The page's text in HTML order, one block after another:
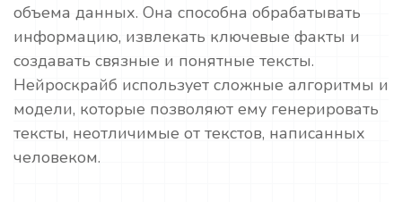
объема данных. Она способна обрабатывать
информацию, извлекать ключевые факты и
создавать связные и понятные тексты.
Нейроскрайб использует сложные алгоритмы и
модели, которые позволяют ему генерировать
тексты, неотличимые от текстов, написанных
человеком.